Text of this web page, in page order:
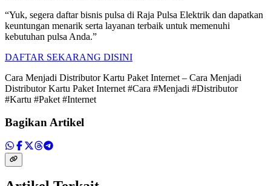
“Yuk, segera daftar bisnis pulsa di Raja Pulsa Elektrik dan dapatkan
keuntungan menarik serta layanan terbaik untuk memenuhi
kebutuhan pulsa Anda.”
DAFTAR SEKARANG DISINI
Cara Menjadi Distributor Kartu Paket Internet – Cara Menjadi
Distributor Kartu Paket Internet #Cara #Menjadi #Distributor
#Kartu #Paket #Internet
Bagikan Artikel